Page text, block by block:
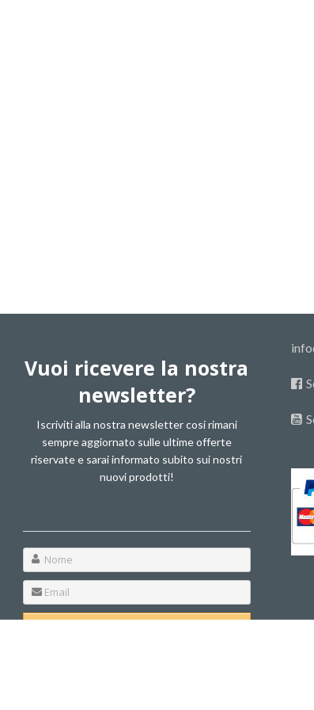
Vuoi ricevere la nostra
newsletter?
Iscriviti alla nostra newsletter cosi rimani
sempre aggiornato sulle ultime offerte
riservate e sarai informato subito sui nostri
nuovi prodotti!